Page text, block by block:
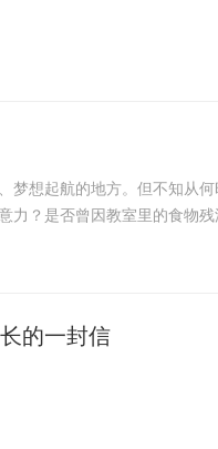
梦想起航的地方。但不知从
？是否曾因教室里的食物
晚起而手提早餐赶进教室？
的一封信